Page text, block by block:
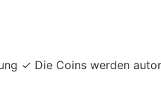
✓ Die Coins werden